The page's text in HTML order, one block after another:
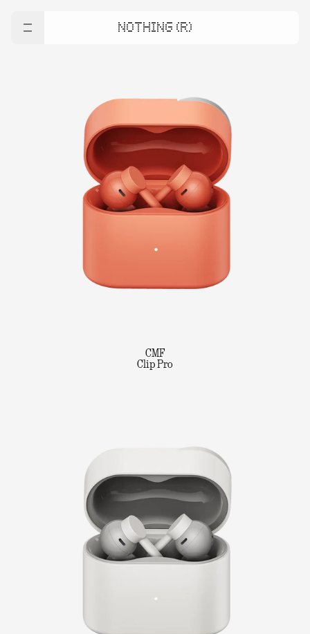
NOTHING (R)
CMF
Clip Pro